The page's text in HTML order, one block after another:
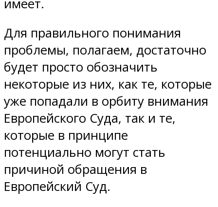
имеет.
Для правильного понимания
проблемы, полагаем, достаточно
будет просто обозначить
некоторые из них, как те, которые
уже попадали в орбиту внимания
Европейского Суда, так и те,
которые в принципе
потенциально могут стать
причиной обращения в
Европейский Суд.